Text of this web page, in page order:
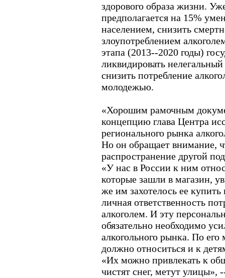
здорового образа жизни.
предполагается на 15%
населением, снизить
злоупотреблением
этапа (2013--2020 годы)
ликвидировать
снизить потребление
молодежью.
«Хорошим рамочным
концепцию глава Центра
регионального рынка
Но он обращает внимание,
распространение другой
«У нас в России к ним
которые зашли в магазин,
же им захотелось ее
личная ответственность
алкоголем. И эту
обязательно необходимо
алкогольного рынка. По
должно относиться и к
«Их можно привлекать к
чистят снег, метут улицы»,